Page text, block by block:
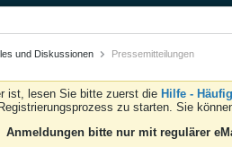
und Diskussionen Pressemitteilungen
ist, lesen Sie bitte zuerst die Hilfe -
zu starten. Sie
Anmeldungen bitte nur mit regulärer